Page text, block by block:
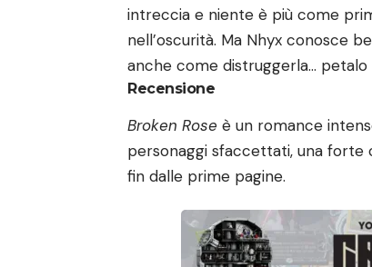
intreccia e niente è più come
nell’oscurità. Ma Nhyx conosce
anche come distruggerla…
Recensione
Broken Rose è un romance
personaggi sfaccettati, una
fin dalle prime pagine.